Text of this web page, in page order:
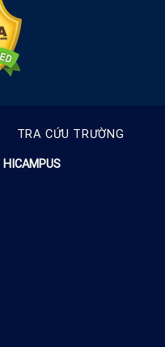
TRA CỨU TRƯỜNG
HICAMPUS